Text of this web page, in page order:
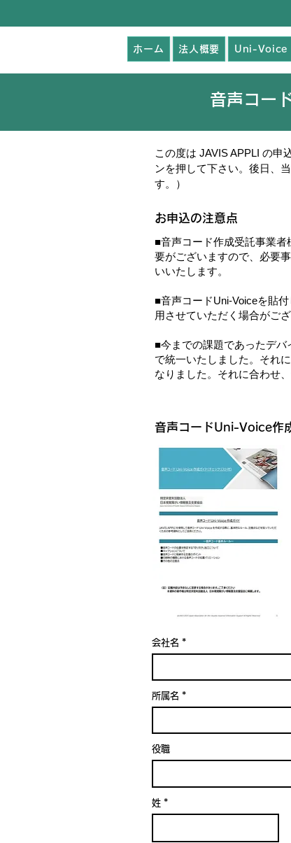
ホーム 法人概要 Uni-Voice
音声コー
この度は JAVIS APPLI の申
ンを押して下さい。後日、
す。）
お申込の注意点
■音声コード作成受託事業
要がございますので、必要
いいたします。
■音声コードUni-Voiceを貼
用させていただく場合がご
■今までの課題であったデ
で統一いたしました。それ
なりました。それに合わせ
音声コードUni-Voice作
会社名
所属名
役職
姓